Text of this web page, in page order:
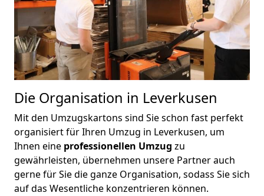
Die Organisation in Leverkusen
Mit den Umzugskartons sind Sie schon fast perfekt
organisiert für Ihren Umzug in Leverkusen, um
Ihnen eine professionellen Umzug zu
gewährleisten, übernehmen unsere Partner auch
gerne für Sie die ganze Organisation, sodass Sie sich
auf das Wesentliche konzentrieren können.